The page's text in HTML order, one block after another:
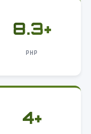
8.3+
PHP
4+